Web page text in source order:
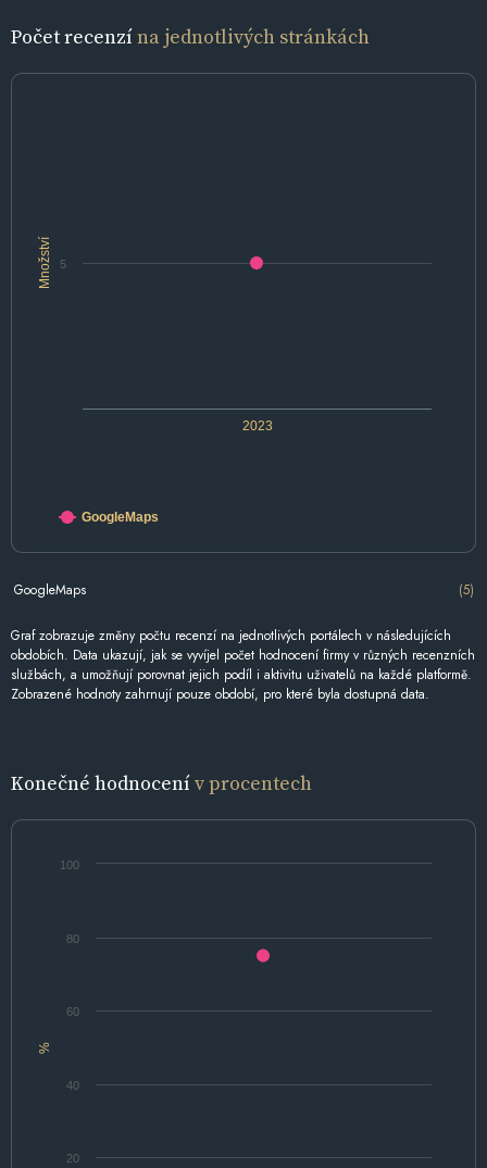
Počet recenzína jednotlivých stránkách
Množství
2023
5
GoogleMaps
GoogleMaps (5)
Graf zobrazuje změny počtu recenzí na jednotlivých portálech v následujících
obdobích. Data ukazují, jak se vyvíjel počet hodnocení firmy v různých recenzních
službách, a umožňují porovnat jejich podíl i aktivitu uživatelů na každé platformě.
Zobrazené hodnoty zahrnují pouze období, pro které byla dostupná data.
Konečné hodnocenív procentech
%
20
40
60
80
100